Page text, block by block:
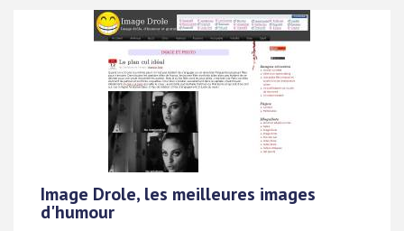
Image Drole, les meilleures images
d'humour